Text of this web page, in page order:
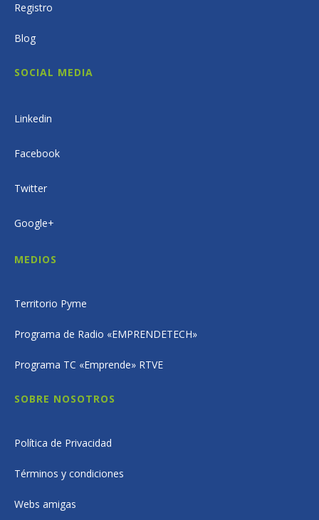
Registro
Blog
SOCIAL MEDIA
Linkedin
Facebook
Twitter
Google+
MEDIOS
Territorio Pyme
Programa de Radio «EMPRENDETECH»
Programa TC «Emprende» RTVE
SOBRE NOSOTROS
Política de Privacidad
Términos y condiciones
Webs amigas